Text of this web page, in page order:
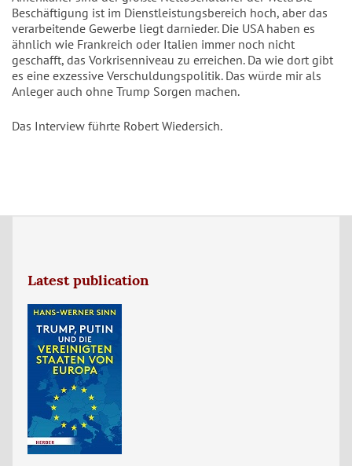
Beschäftigung ist im Dienstleistungsbereich hoch, aber das
verarbeitende Gewerbe liegt darnieder. Die USA haben es
ähnlich wie Frankreich oder Italien immer noch nicht
geschafft, das Vorkrisenniveau zu erreichen. Da wie dort gibt
es eine exzessive Verschuldungspolitik. Das würde mir als
Anleger auch ohne Trump Sorgen machen.
Das Interview führte Robert Wiedersich.
Latest publication